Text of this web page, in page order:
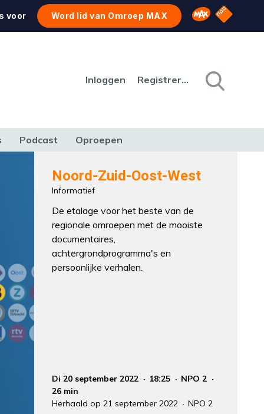
voor Word lid van Omroep MAX Omroep MAX
NPO
Inloggen Registreren
Podcast Oproepen
Noord-Zuid-Oost-West
Informatief
De etalage voor het beste van de
regionale omroepen met de mooiste
documentaires,
achtergrondprogramma's en
persoonlijke verhalen.
Di 20 september 2022 18:25
NPO 2
26 min
Herhaald op 21 september 2022
NPO 2